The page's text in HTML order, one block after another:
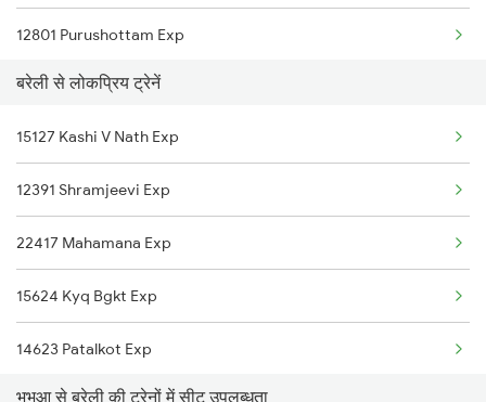
12357 Durgiana Exp
13037 Kumbha Express
14003 Mldt Ndls Exp
12801 Purushottam Exp
बरेली से लोकप्रिय ट्रेनें
15127 Kashi V Nath Exp
12391 Shramjeevi Exp
22417 Mahamana Exp
15624 Kyq Bgkt Exp
14623 Patalkot Exp
भभुआ से बरेली की ट्रेनों में सीट उपलब्धता